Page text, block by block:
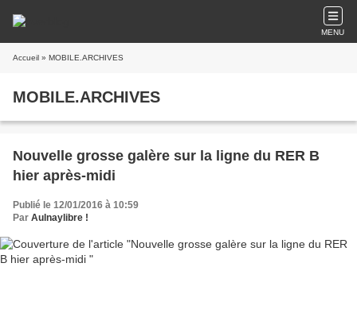
MENU
Accueil » MOBILE.ARCHIVES
MOBILE.ARCHIVES
Nouvelle grosse galère sur la ligne du RER B
hier après-midi
Publié le 12/01/2016 à 10:59
Par Aulnaylibre !